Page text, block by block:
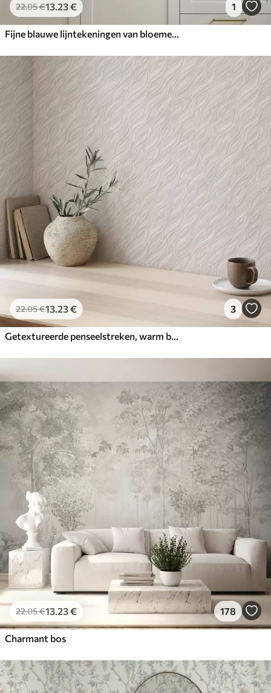
22.05€13.23€ 1
Fijne blauwe lijntekeningen van bloemen op een gebroken witte achtergrond
22.05€13.23€ 3
Getextureerde penseelstreken, warm beige
22.05€13.23€ 178
Charmant bos